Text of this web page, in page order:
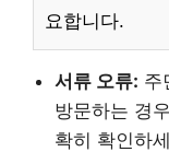
요합니다.
서류 오류: 주
방문하는 경
확히 확인하